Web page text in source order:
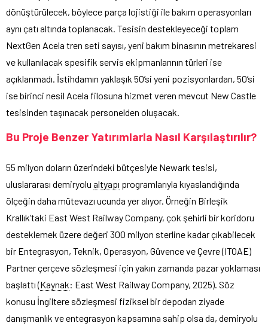
dönüştürülecek, böylece parça lojistiği ile bakım operasyonları
aynı çatı altında toplanacak. Tesisin destekleyeceği toplam
NextGen Acela tren seti sayısı, yeni bakım binasının metrekaresi
ve kullanılacak spesifik servis ekipmanlarının türleri ise
açıklanmadı. İstihdamın yaklaşık 50’si yeni pozisyonlardan, 50’si
ise birinci nesil Acela filosuna hizmet veren mevcut New Castle
tesisinden taşınacak personelden oluşacak.
Bu Proje Benzer Yatırımlarla Nasıl Karşılaştırılır?
55 milyon doların üzerindeki bütçesiyle Newark tesisi,
uluslararası demiryolu altyapı programlarıyla kıyaslandığında
ölçeğin daha mütevazı ucunda yer alıyor. Örneğin Birleşik
Krallık’taki East West Railway Company, çok şehirli bir koridoru
desteklemek üzere değeri 300 milyon sterline kadar çıkabilecek
bir Entegrasyon, Teknik, Operasyon, Güvence ve Çevre (ITOAE)
Partner çerçeve sözleşmesi için yakın zamanda pazar yoklaması
başlattı (Kaynak: East West Railway Company, 2025). Söz
konusu İngiltere sözleşmesi fiziksel bir depodan ziyade
danışmanlık ve entegrasyon kapsamına sahip olsa da, demiryolu